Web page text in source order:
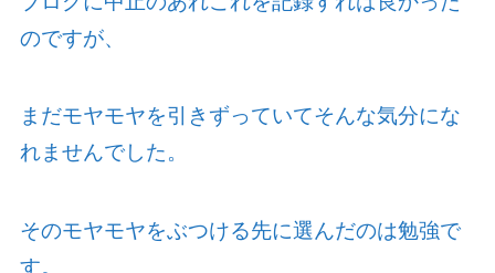
のですが、
まだモヤモヤを引きずっていてそんな気分にな
れませんでした。
そのモヤモヤをぶつける先に選んだのは勉強で
す。